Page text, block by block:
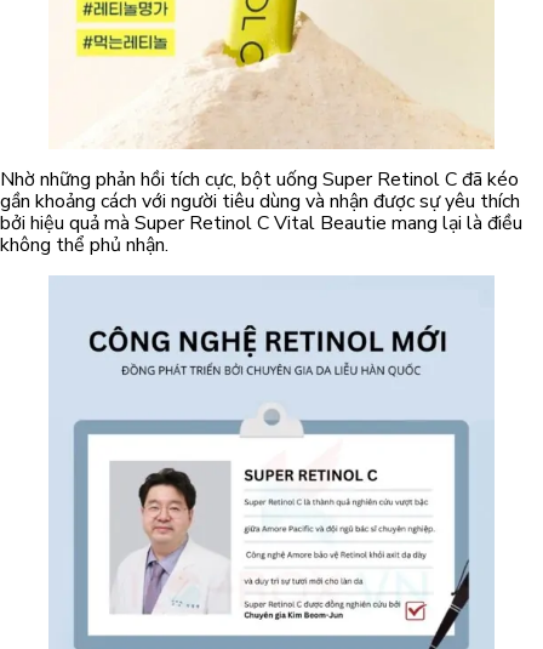
Nhờ những phản hồi tích cực, bột uống Super Retinol C đã kéo
gần khoảng cách với người tiêu dùng và nhận được sự yêu thích
bởi hiệu quả mà Super Retinol C Vital Beautie mang lại là điều
không thể phủ nhận.